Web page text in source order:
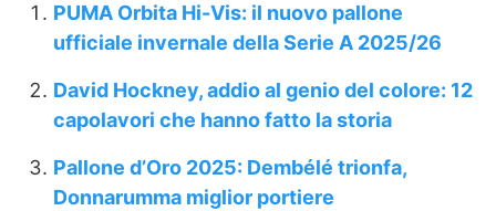
PUMA Orbita Hi-Vis: il nuovo pallone
ufficiale invernale della Serie A 2025/26
David Hockney, addio al genio del colore: 12
capolavori che hanno fatto la storia
Pallone d’Oro 2025: Dembélé trionfa,
Donnarumma miglior portiere